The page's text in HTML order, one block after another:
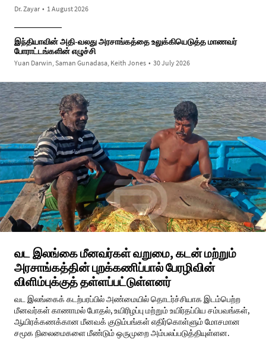
Dr. Zayar • 1 August 2026
இந்தியாவின் அதி-வலது அரசாங்கத்தை உலுக்கியெடுத்த மாணவர்
போராட்டங்களின் எழுச்சி
Yuan Darwin, Saman Gunadasa, Keith Jones • 30 July 2026
வட இலங்கை மீனவர்கள் வறுமை, கடன் மற்றும்
அரசாங்கத்தின் புறக்கணிப்பால் பேரழிவின்
விளிம்புக்குத் தள்ளப்பட்டுள்ளனர்
வட இலங்கைக் கடற்பரப்பில் அண்மையில் தொடர்ச்சியாக இடம்பெற்ற
மீனவர்கள் காணாமல் போதல், உயிரிழப்பு மற்றும் உயிர்தப்பிய சம்பவங்கள்,
ஆயிரக்கணக்கான மீனவக் குடும்பங்கள் எதிர்கொள்ளும் மோசமான
சமூக நிலைமைகளை மீண்டும் ஒருமுறை அம்பலப்படுத்தியுள்ளன.